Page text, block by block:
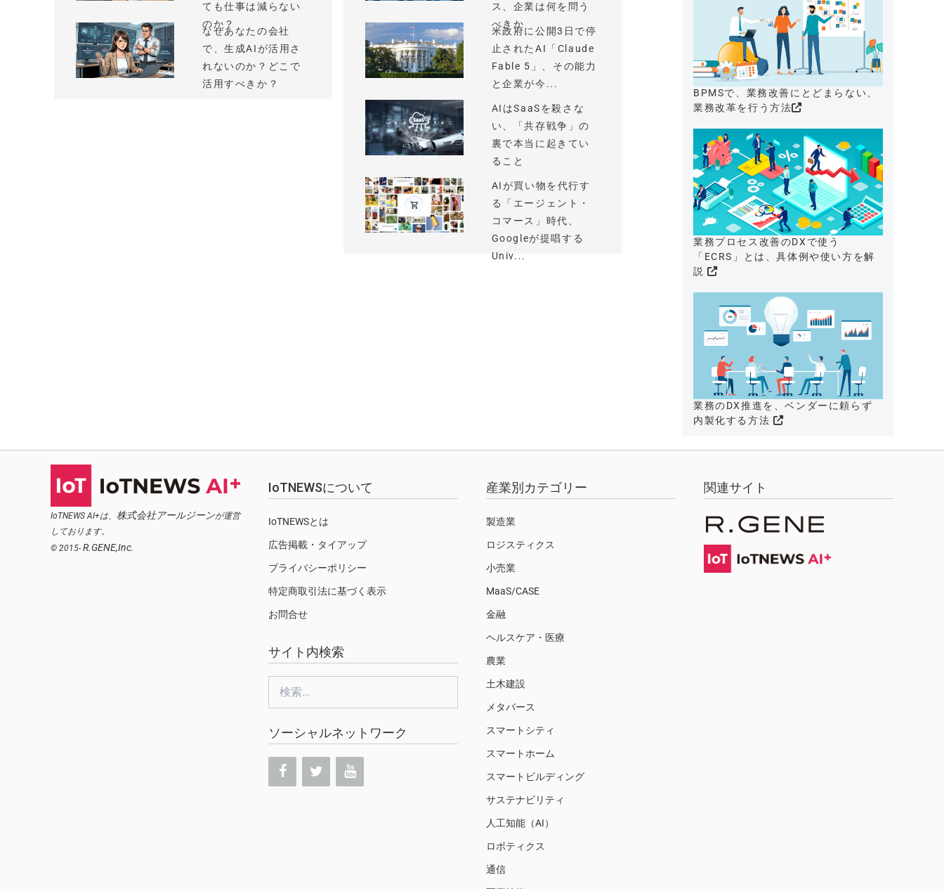
ても仕事は減らない
のか？
なぜあなたの会社
で、生成AIが活用さ
れないのか？どこで
活用すべきか？
ス、企業は何を問う
べきか
米政府に公開3日で停
止されたAI「Claude
Fable 5」、その能力
と企業が今...
AIはSaaSを殺さな
い、「共存戦争」の
裏で本当に起きてい
ること
AIが買い物を代行す
る「エージェント・
コマース」時代、
Googleが提唱する
Univ...
BPMSで、業務改善にとどまらない、
業務改革を行う方法
業務プロセス改善のDXで使う
「ECRS」とは、具体例や使い方を解
説
業務のDX推進を、ベンダーに頼らず
内製化する方法
IoTNEWS AI+は、 株式会社アールジーンが運営
しております。
© 2015- R.GENE,Inc.
IoTNEWSについて
IoTNEWSとは
広告掲載・タイアップ
プライバシーポリシー
特定商取引法に基づく表示
お問合せ
サイト内検索
索:
ソーシャルネットワーク
産業別カテゴリー
製造業
ロジスティクス
小売業
MaaS/CASE
金融
ヘルスケア・医療
農業
土木建設
メタバース
スマートシティ
スマートホーム
スマートビルディング
サステナビリティ
人工知能（AI）
ロボティクス
通信
関連サイト